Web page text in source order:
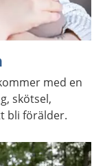
med en
skötsel,
bli förälder.